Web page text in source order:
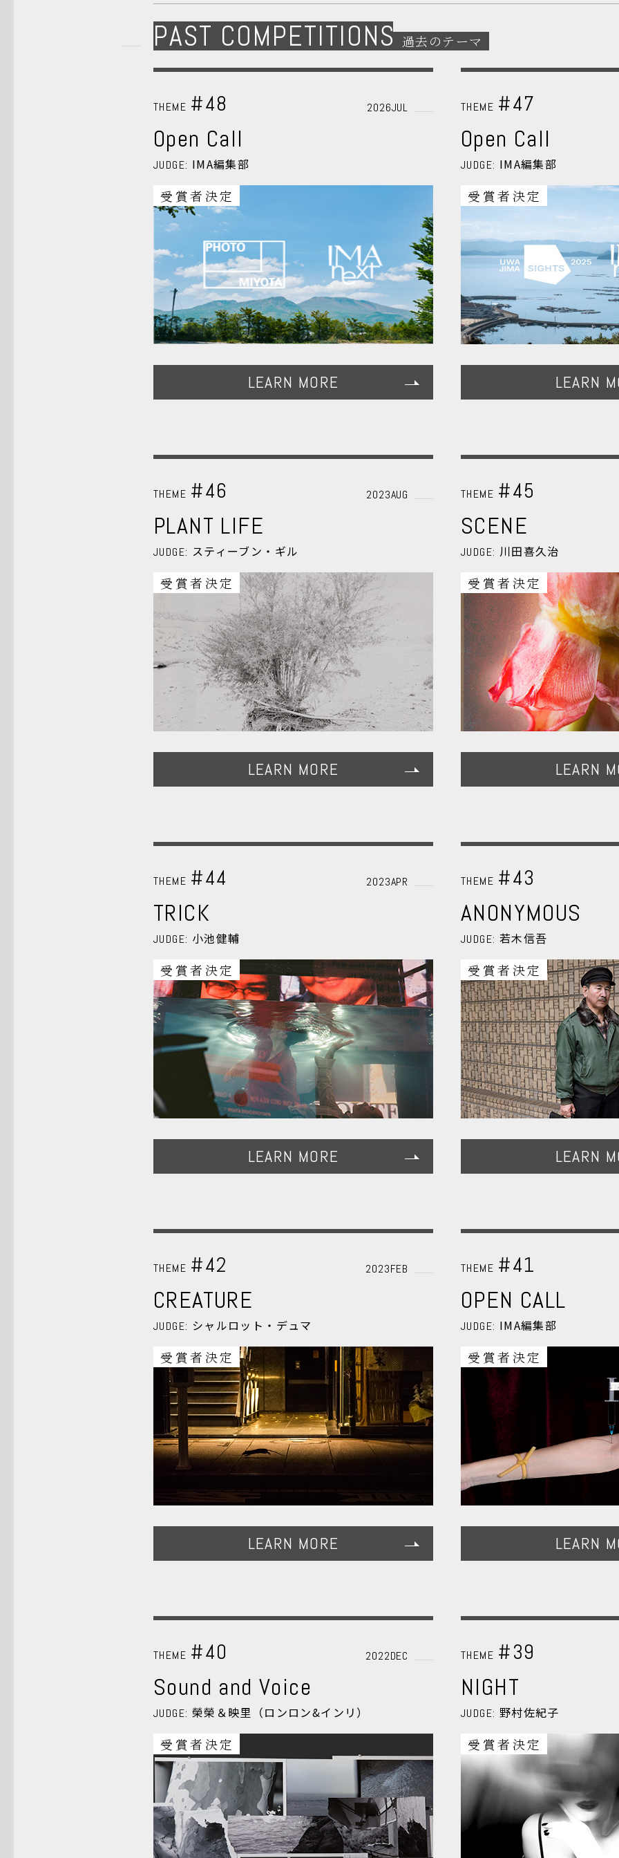
PAST COMPETITIONS 過去のテーマ
THEME #48 2026JUL
Open Call
JUDGE: IMA編集部
受賞者決定
LEARN MORE
THEME #47
Open Call
JUDGE: IMA編集部
受賞者決定
LEARN
THEME #46 2023AUG
PLANT LIFE
JUDGE: スティーブン・ギル
受賞者決定
LEARN MORE
THEME #45
SCENE
JUDGE: 川田喜久治
受賞者決定
LEARN
THEME #44 2023APR
TRICK
JUDGE: 小池健輔
受賞者決定
LEARN MORE
THEME #43
ANONYMOUS
JUDGE: 若木信吾
受賞者決定
LEARN
THEME #42 2023FEB
CREATURE
JUDGE: シャルロット・デュマ
受賞者決定
LEARN MORE
THEME #41
OPEN CALL
JUDGE: IMA編集部
受賞者決定
LEARN
THEME #40 2022DEC
Sound and Voice
JUDGE: 榮榮＆映里（ロンロン&インリ）
受賞者決定
THEME #39
NIGHT
JUDGE: 野村佐紀子
受賞者決定